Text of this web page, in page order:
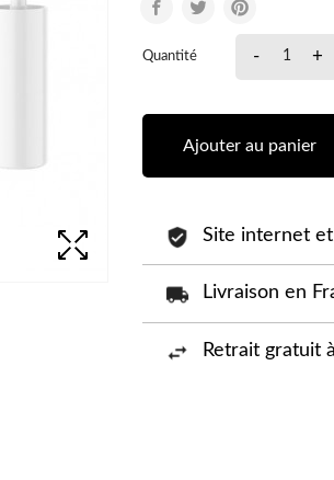
Quantité - +
Ajouter au panier
Site internet
Livraison en
Retrait gratuit